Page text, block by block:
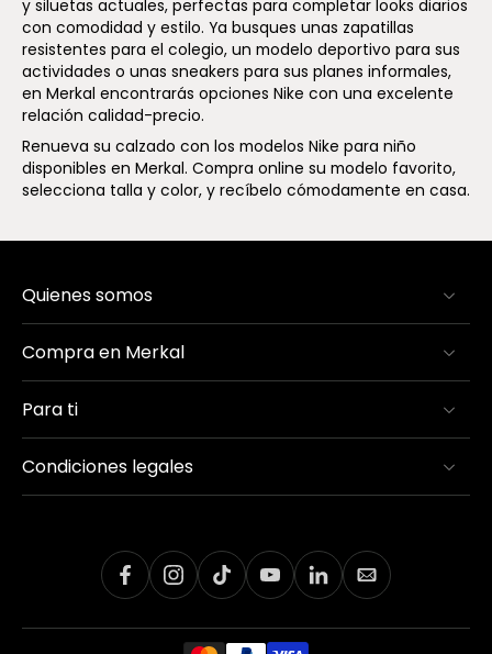
y siluetas actuales, perfectas para completar looks diarios
con comodidad y estilo. Ya busques unas zapatillas
resistentes para el colegio, un modelo deportivo para sus
actividades o unas sneakers para sus planes informales,
en Merkal encontrarás opciones Nike con una excelente
relación calidad-precio.
Renueva su calzado con los modelos Nike para niño
disponibles en Merkal. Compra online su modelo favorito,
selecciona talla y color, y recíbelo cómodamente en casa.
Quienes somos
Compra en Merkal
Para ti
Condiciones legales